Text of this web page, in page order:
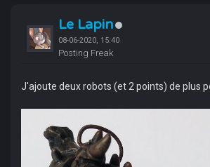
Le Lapin
08-06-2020, 15:40
Posting Freak
J'ajoute deux robots (et 2 points) de plus